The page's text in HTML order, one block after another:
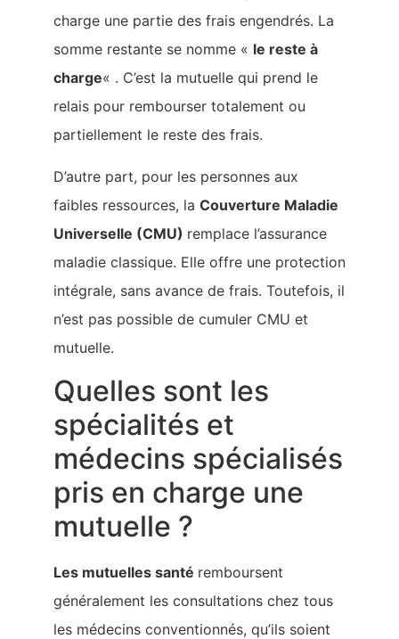
charge une partie des frais engendrés. La
somme restante se nomme « le reste à
charge« . C’est la mutuelle qui prend le
relais pour rembourser totalement ou
partiellement le reste des frais.
D’autre part, pour les personnes aux
faibles ressources, la Couverture Maladie
Universelle (CMU) remplace l’assurance
maladie classique. Elle offre une protection
intégrale, sans avance de frais. Toutefois, il
n’est pas possible de cumuler CMU et
mutuelle.
Quelles sont les
spécialités et
médecins spécialisés
pris en charge une
mutuelle ?
Les mutuelles santé remboursent
généralement les consultations chez tous
les médecins conventionnés, qu’ils soient